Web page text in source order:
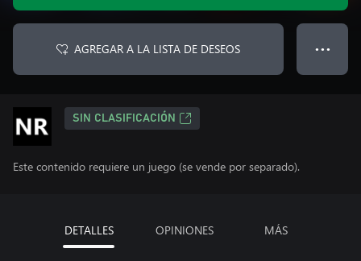
AGREGAR A LA LISTA DE DESEOS ● ● ●
SIN CLASIFICACIÓN
Este contenido requiere un juego (se vende por separado).
DETALLES OPINIONES MÁS